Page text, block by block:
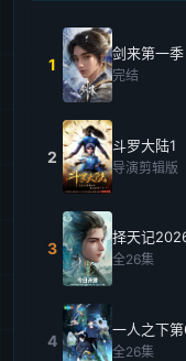
1
剑来第一季
完结
2
斗罗大陆1
导演剪辑版
3
择天记
全26集
4
一人之下
全26集